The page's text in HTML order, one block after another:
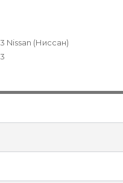
Nissan (Ниссан)